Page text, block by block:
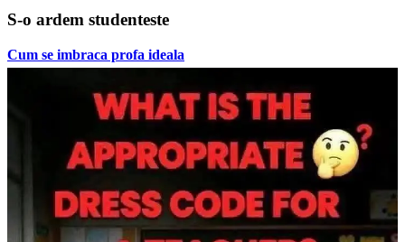
S-o ardem studenteste
Cum se imbraca profa ideala